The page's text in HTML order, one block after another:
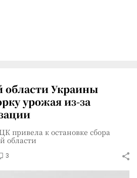
области Украины
урожая из-за
привела к остановке сбора
области
3